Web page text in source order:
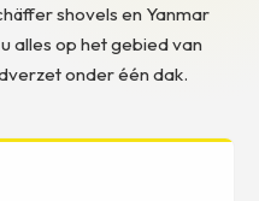
shovels en Yanmar
alles op het gebied van
onder één dak.